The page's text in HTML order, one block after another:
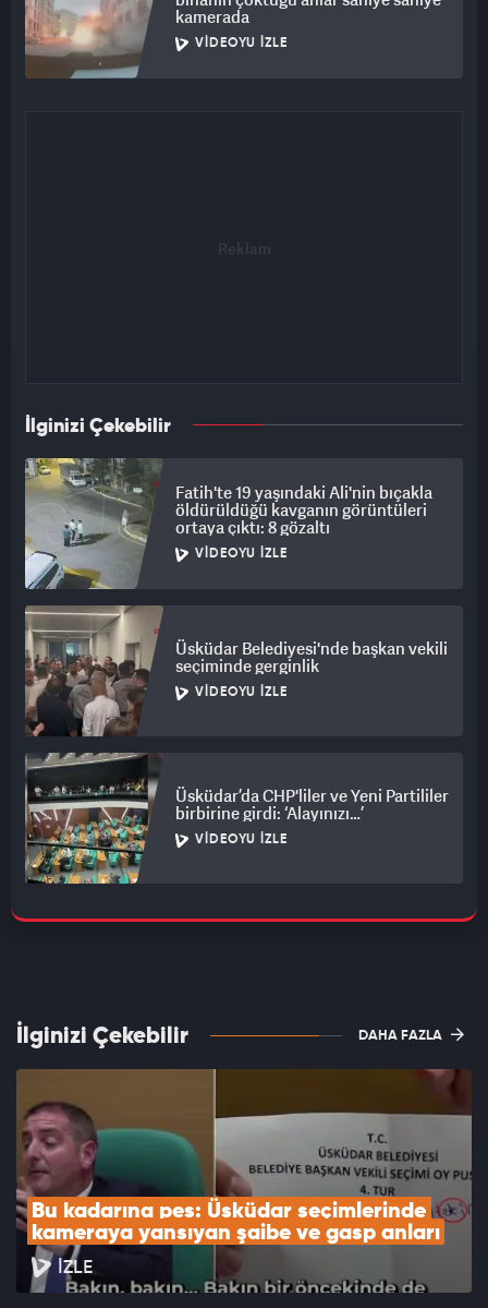
kamerada
VIDEOYU İZLE
İlginizi Çekebilir
Fatih'te 19 yaşındaki Ali'nin bıçakla
öldürüldüğü kavganın görüntüleri
ortaya çıktı: 8 gözaltı
VIDEOYU İZLE
Üsküdar Belediyesi'nde başkan vekili
seçiminde gerginlik
VIDEOYU İZLE
Üsküdar’da CHP'liler ve Yeni Partililer
birbirine girdi: ‘Alayınızı…’
VIDEOYU İZLE
İlginizi Çekebilir DAHA FAZLA
Bu kadarına pes: Üsküdar seçimlerinde
kameraya yansıyan şaibe ve gasp anları
İZLE